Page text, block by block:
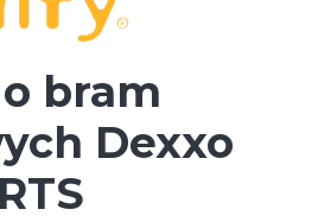
bram
Dexxo